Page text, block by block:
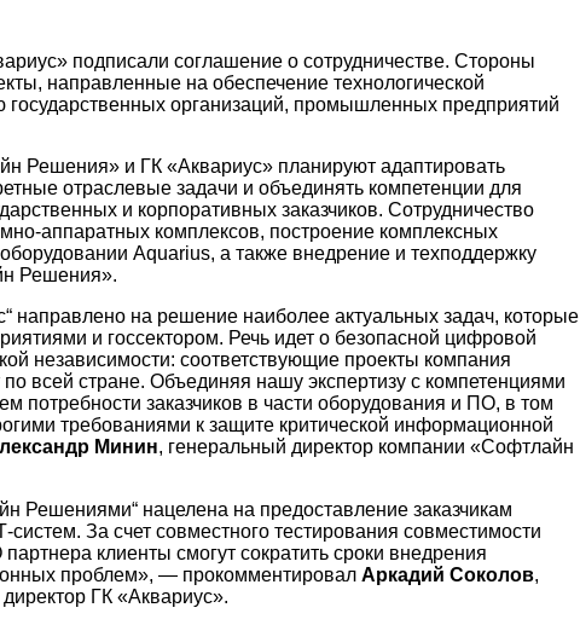
подписали соглашение о сотрудничестве. Стороны
направленные на обеспечение технологической
организаций, промышленных предприятий
Решения» и ГК «Аквариус» планируют адаптировать
отраслевые задачи и объединять компетенции для
и корпоративных заказчиков. Сотрудничество
аппаратных комплексов, построение комплексных
Aquarius, а также внедрение и техподдержку
Решения».
направлено на решение наиболее актуальных задач, которые
и госсектором. Речь идет о безопасной цифровой
независимости: соответствующие проекты компания
всей стране. Объединяя нашу экспертизу с компетенциями
потребности заказчиков в части оборудования и ПО, в том
требованиями к защите критической информационной
Минин, генеральный директор компании «Софтлайн
Решениями“ нацелена на предоставление заказчикам
За счет совместного тестирования совместимости
клиенты смогут сократить сроки внедрения
проблем», — прокомментировал Аркадий Соколов,
ГК «Аквариус».